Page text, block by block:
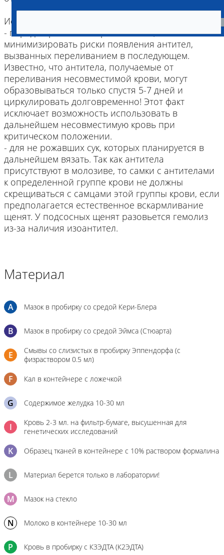
Исследование рекомендовано проводить:
- перед первичным переливанием, чтобы
минимизировать риски появления антител,
вызванных переливанием в последующем.
Известно, что антитела, получаемые от
переливания несовместимой крови, могут
образовываться только спустя 5-7 дней и
циркулировать долговременно! Этот факт
исключает возможность использовать в
дальнейшем несовместимую кровь при
критическом положении.
- для не рожавших сук, которых планируется в
дальнейшем вязать. Так как антитела
присутствуют в молозиве, то самки с антителами
к определенной группе крови не должны
скрещиваться с самцами этой группы крови, если
предполагается естественное вскармливание
щенят. У подсосных щенят разовьется гемолиз
из-за наличия изоантител.
Материал
A Мазок в пробирку со средой Кери-Блера
B Мазок в пробирку со средой Эймса (Стюарта)
E
Смывы со слизистых в пробирку Эппендорфа (с
физраствором 0.5 мл)
F Кал в контейнере с ложечкой
G Содержимое желудка 10-30 мл
I
Кровь 2-3 мл. на фильтр-бумаге, высушенная для
генетических исследований
K Образец тканей в контейнере с 10% раствором формалина
L Материал берется только в лаборатории!
M Мазок на стекло
N Молоко в контейнере 10-30 мл
P Кровь в пробирку с К3ЭДТА (К2ЭДТА)